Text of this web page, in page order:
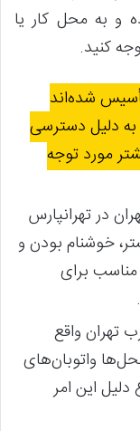
و به محل کار یا
کنید.
شده‌اند
به دلیل دسترسی
مورد توجه
در تهرانپارس
خوشنام بودن و
مناسب برای
تهران واقع
واتوبان‌های
این امر